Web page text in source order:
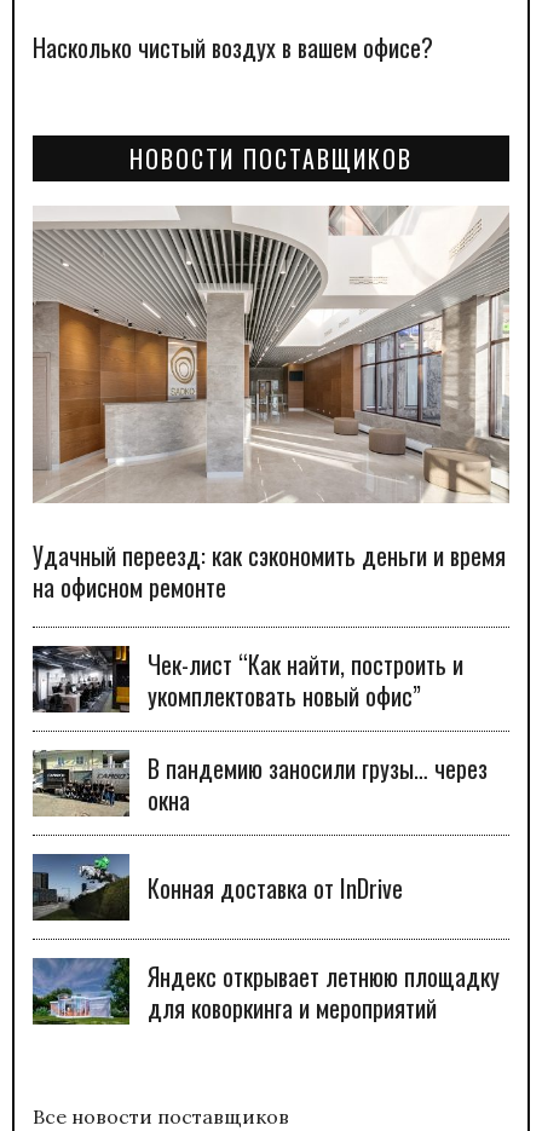
Насколько чистый воздух в вашем офисе?
НОВОСТИ ПОСТАВЩИКОВ
Удачный переезд: как сэкономить деньги и время
на офисном ремонте
Чек-лист “Как найти, построить и
укомплектовать новый офис”
В пандемию заносили грузы… через
окна
Конная доставка от InDrive
Яндекс открывает летнюю площадку
для коворкинга и мероприятий
Все новости поставщиков